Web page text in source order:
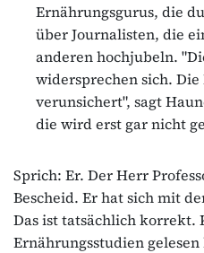
Ernährungsgurus, die
über Journalisten, die
anderen hochjubeln.
widersprechen sich.
verunsichert", sagt
die wird erst gar nicht
Sprich: Er. Der Herr
Bescheid. Er hat sich mit
Das ist tatsächlich korrekt.
Ernährungsstudien